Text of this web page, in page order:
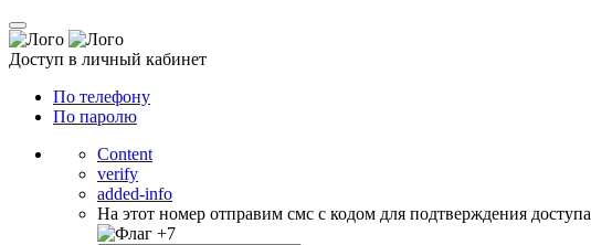
Доступ в личный кабинет
По телефону
По паролю
Content
verify
added-info
На этот номер отправим смс с кодом для подтверждения доступа
+7